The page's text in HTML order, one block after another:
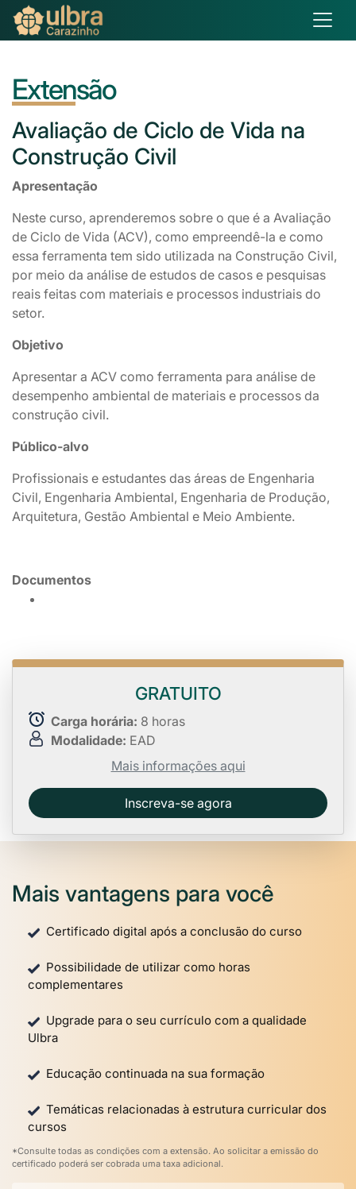
Extensão
Avaliação de Ciclo de Vida na
Construção Civil
Apresentação
Neste curso, aprenderemos sobre o que é a Avaliação
de Ciclo de Vida (ACV), como empreendê-la e como
essa ferramenta tem sido utilizada na Construção Civil,
por meio da análise de estudos de casos e pesquisas
reais feitas com materiais e processos industriais do
setor.
Objetivo
Apresentar a ACV como ferramenta para análise de
desempenho ambiental de materiais e processos da
construção civil.
Público-alvo
Profissionais e estudantes das áreas de Engenharia
Civil, Engenharia Ambiental, Engenharia de Produção,
Arquitetura, Gestão Ambiental e Meio Ambiente.
Documentos
GRATUITO
Carga horária: 8 horas
Modalidade: EAD
Mais informações aqui
Inscreva-se agora
Mais vantagens para você
Certificado digital após a conclusão do curso
Possibilidade de utilizar como horas
complementares
Upgrade para o seu currículo com a qualidade
Ulbra
Educação continuada na sua formação
Temáticas relacionadas à estrutura curricular dos
cursos
*Consulte todas as condições com a extensão. Ao solicitar a emissão do
certificado poderá ser cobrada uma taxa adicional.